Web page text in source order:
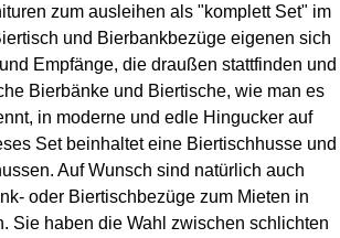
zum ausleihen als "komplett Set" im
und Bierbankbezüge eigenen sich
Empfänge, die draußen stattfinden und
Bierbänke und Biertische, wie man es
in moderne und edle Hingucker auf
Set beinhaltet eine Biertischhusse und
Auf Wunsch sind natürlich auch
oder Biertischbezüge zum Mieten in
Sie haben die Wahl zwischen schlichten